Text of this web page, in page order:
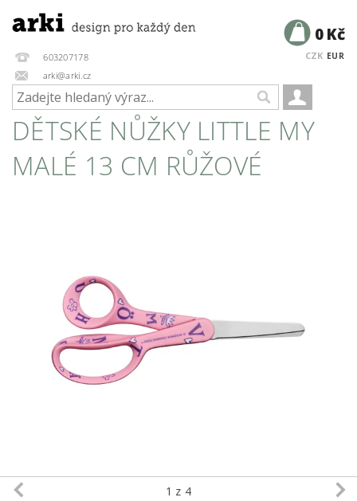
603207178
arki@arki.cz
CZK EUR
0 Kč
DĚTSKÉ NŮŽKY LITTLE MY
MALÉ 13 CM RŮŽOVÉ
1 z 4